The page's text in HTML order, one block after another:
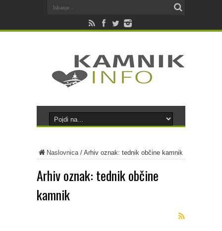
Naslovnica/ Arhiv oznak: tednik občine kamnik
Arhiv oznak: tednik občine
kamnik